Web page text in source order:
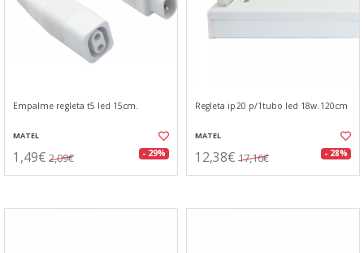
Empalme regleta t5 led 15cm.
MATEL
1,49€ 2,09€ - 29%
Regleta ip20 p/1tubo led 18w.120cm
MATEL
12,38€ 17,16€ - 28%